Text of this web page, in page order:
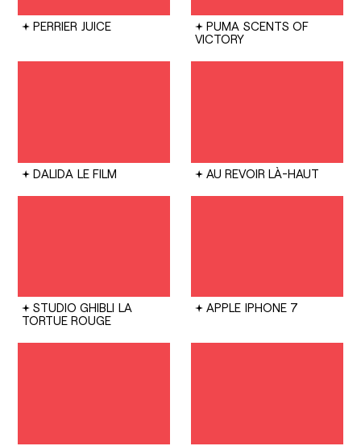
PERRIER JUICE PUMA SCENTS OF
VICTORY
DALIDA LE FILM AU REVOIR LÀ-HAUT
STUDIO GHIBLI LA
TORTUE ROUGE
APPLE IPHONE 7